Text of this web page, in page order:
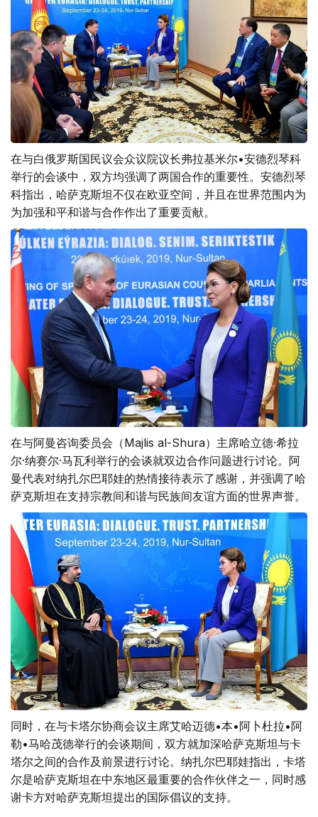
在与白俄罗斯国民议会众议院议长弗拉基米尔•安德烈琴科
举行的会谈中，双方均强调了两国合作的重要性。安德烈琴
科指出，哈萨克斯坦不仅在欧亚空间，并且在世界范围内为
为加强和平和谐与合作作出了重要贡献。
在与阿曼咨询委员会（Majlis al-Shura）主席哈立德·希拉
尔·纳赛尔·马瓦利举行的会谈就双边合作问题进行讨论。阿
曼代表对纳扎尔巴耶娃的热情接待表示了感谢，并强调了哈
萨克斯坦在支持宗教间和谐与民族间友谊方面的世界声誉。
同时，在与卡塔尔协商会议主席艾哈迈德•本•阿卜杜拉•阿
勒•马哈茂德举行的会谈期间，双方就加深哈萨克斯坦与卡
塔尔之间的合作及前景进行讨论。纳扎尔巴耶娃指出，卡塔